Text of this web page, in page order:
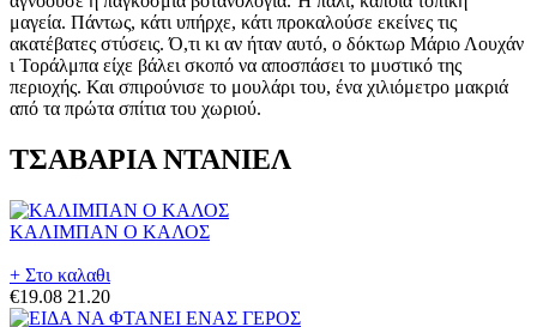
ΤΣΑΒΑΡΙΑ ΝΤΑΝΙΕΛ
ΚΑΛΙΜΠΑΝ Ο ΚΑΛΟΣ
+ Στο καλαθι
€19.08 21.20